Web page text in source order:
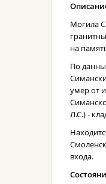
Могила
на
По
умер от
Л.С.) -
входа.